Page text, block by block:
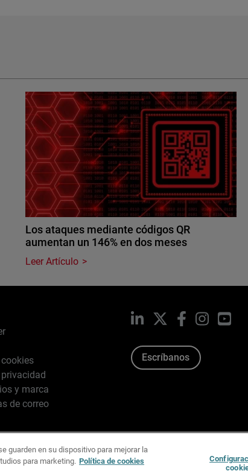
Los ataques mediante códigos QR
aumentan un 146% en dos meses
Leer Artículo
y marca
de correo
LinkedIn Facebook
Instagram
Escríbanos
WatchGuard Technologies, Inc. Todos los derechos
guarden en su dispositivo para mejorar la
para marketing. Política de cookies